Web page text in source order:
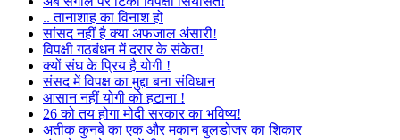
.. तानाशाह का विनाश हो
सांसद नहीं है क्या अफजाल अंसारी!
विपक्षी गठबंधन में दरार के संकेत!
क्यों संघ के प्रिय है योगी !
संसद में विपक्ष का मुद्दा बना संविधान
आसान नहीं योगी को हटाना !
26 को तय होगा मोदी सरकार का भविष्य!
अतीक कुनबे का एक और मकान बुलडोजर का शिकार